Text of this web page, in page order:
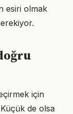
esiri olmak
için
de olsa